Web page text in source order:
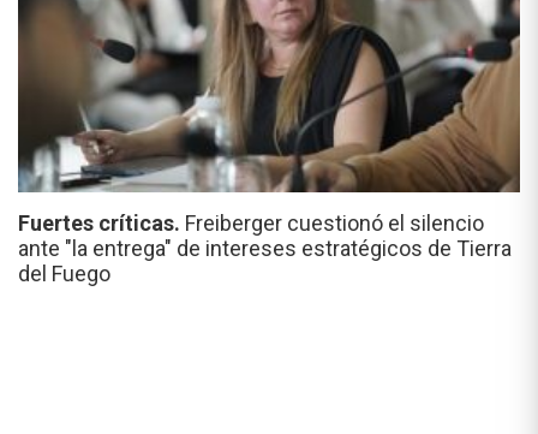
Fuertes críticas. Freiberger cuestionó el silencio
ante "la entrega" de intereses estratégicos de Tierra
del Fuego